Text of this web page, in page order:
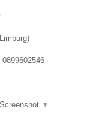
Limburg)
0899602546
Screenshot ▼